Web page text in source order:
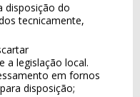
disposição do
tecnicamente,
a legislação local.
em fornos
disposição;